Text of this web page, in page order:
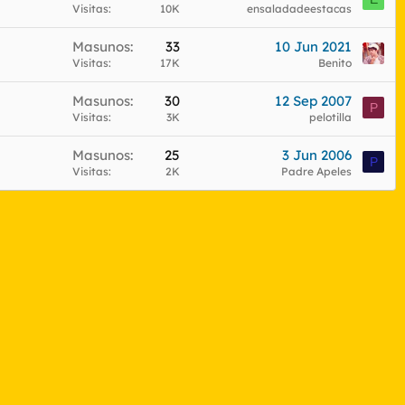
d
Visitas 10K ensaladadeestacas
Masunos 33
Visitas 17K
10 Jun 2021
Benito
Masunos 30
Visitas 3K
12 Sep 2007
pelotilla
P
Masunos 25
Visitas 2K
3 Jun 2006
Padre Apeles
P